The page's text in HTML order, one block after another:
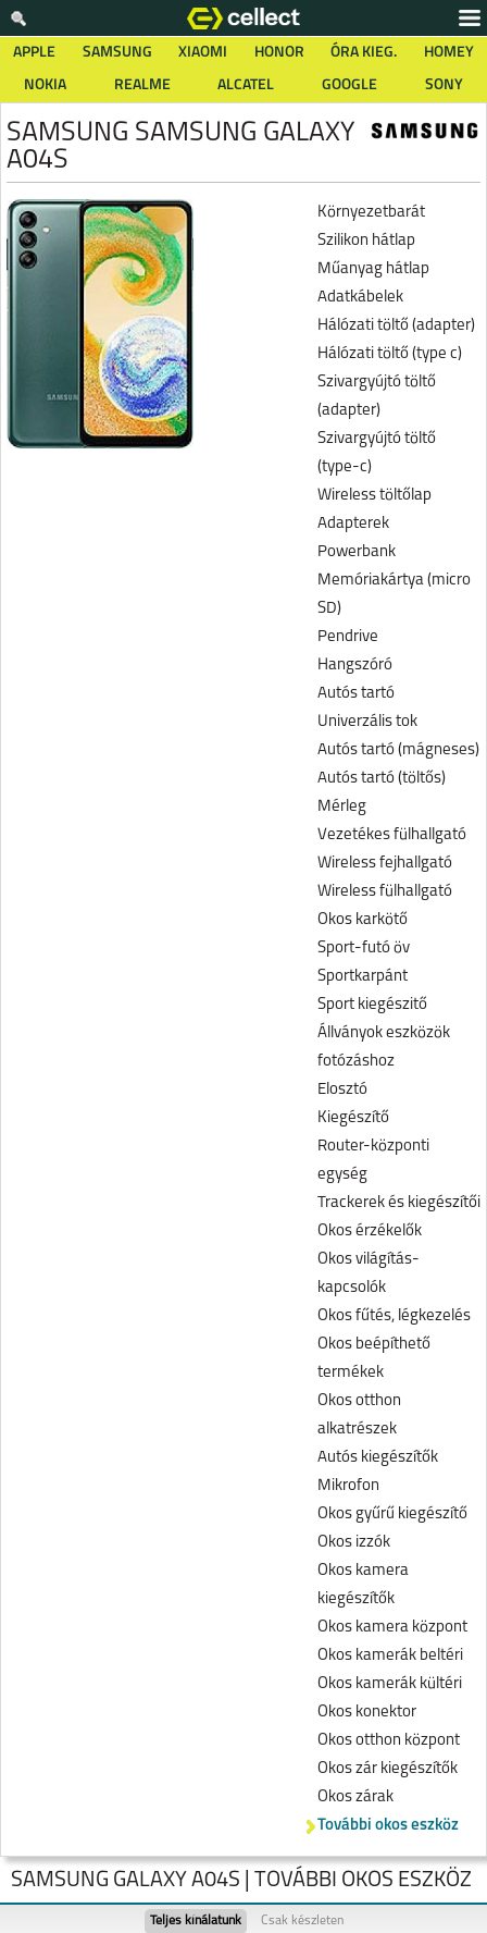
APPLE SAMSUNG XIAOMI HONOR ÓRA KIEG.
HOMEY
NOKIA
REALME ALCATEL GOOGLE SONY
SAMSUNG SAMSUNG GALAXY
A04S
Környezetbarát
Szilikon hátlap
Műanyag hátlap
Adatkábelek
Hálózati töltő (adapter)
Hálózati töltő (type c)
Szivargyújtó töltő
(adapter)
Szivargyújtó töltő
(type-c)
Wireless töltőlap
Adapterek
Powerbank
Memóriakártya (micro
SD)
Pendrive
Hangszóró
Autós tartó
Univerzális tok
Autós tartó (mágneses)
Autós tartó (töltős)
Mérleg
Vezetékes fülhallgató
Wireless fejhallgató
Wireless fülhallgató
Okos karkötő
Sport-futó öv
Sportkarpánt
Sport kiegészitő
Állványok eszközök
fotózáshoz
Elosztó
Kiegészítő
Router-központi
egység
Trackerek és kiegészítői
Okos érzékelők
Okos világítás-
kapcsolók
Okos fűtés, légkezelés
Okos beépíthető
termékek
Okos otthon
alkatrészek
Autós kiegészítők
Mikrofon
Okos gyűrű kiegészítő
Okos izzók
Okos kamera
kiegészítők
Okos kamera központ
Okos kamerák beltéri
Okos kamerák kültéri
Okos konektor
Okos otthon központ
Okos zár kiegészítők
Okos zárak
További okos eszköz
SAMSUNG GALAXY A04S | TOVÁBBI OKOS ESZKÖZ
Teljes kínálatunk Csak készleten